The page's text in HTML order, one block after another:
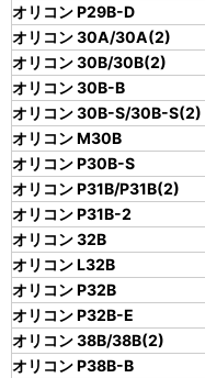
オリコン P29B-D
オリコン 30A/30A(2)
オリコン 30B/30B(2)
オリコン 30B-B
オリコン 30B-S/30B-S(2)
オリコン M30B
オリコン P30B-S
オリコン P31B/P31B(2)
オリコン P31B-2
オリコン 32B
オリコン L32B
オリコン P32B
オリコン P32B-E
オリコン 38B/38B(2)
オリコン P38B-B